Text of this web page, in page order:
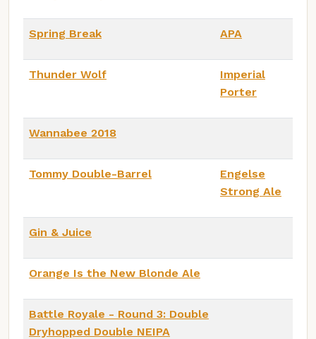
Spring Break APA
Thunder Wolf
Imperial
Porter
Wannabee 2018
Tommy Double-Barrel
Engelse
Strong Ale
Gin & Juice
Orange Is the New Blonde Ale
Battle Royale - Round 3: Double
Dryhopped Double NEIPA